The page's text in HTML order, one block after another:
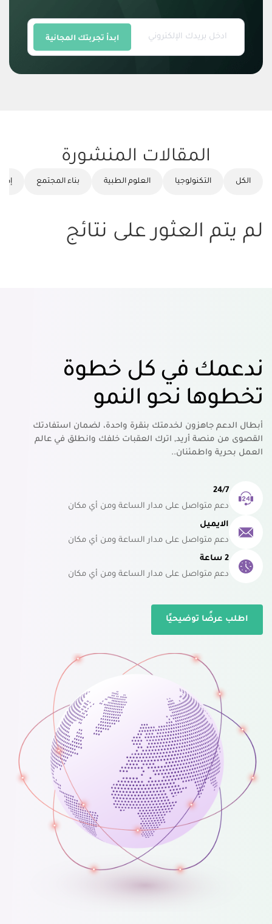
ابدأ تجربتك المجانية
المقالات المنشورة
الكل التكنولوجيا العلوم الطبية بناء المجتمع
لم يتم العثور على نتائج
ندعمك في كل خطوة
تخطوها نحو النمو
أبطال الدعم جاهزون لخدمتك بنقرة واحدة، لضمان استفادتك
القصوى من منصة أريد, اترك العقبات خلفك وانطلق في عالم
العمل بحرية واطمئنان..
24/7
دعم متواصل على مدار الساعة ومن أي مكان
الايميل
دعم متواصل على مدار الساعة ومن أي مكان
2 ساعة
دعم متواصل على مدار الساعة ومن أي مكان
اطلب عرضًا توضيحيًا